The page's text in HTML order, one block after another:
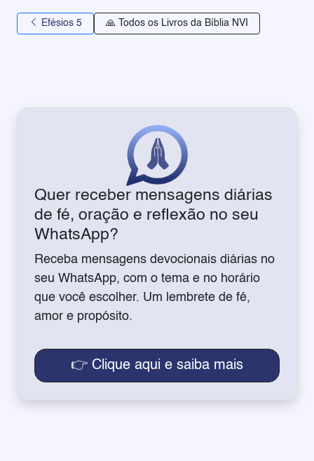
Efésios 5 🙏 Todos os Livros da Bíblia NVI
Quer receber mensagens diárias
de fé, oração e reflexão no seu
WhatsApp?
Receba mensagens devocionais diárias no
seu WhatsApp, com o tema e no horário
que você escolher. Um lembrete de fé,
amor e propósito.
👉 Clique aqui e saiba mais